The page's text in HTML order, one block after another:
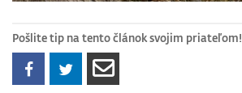
Pošlite tip na tento článok svojim priateľom!